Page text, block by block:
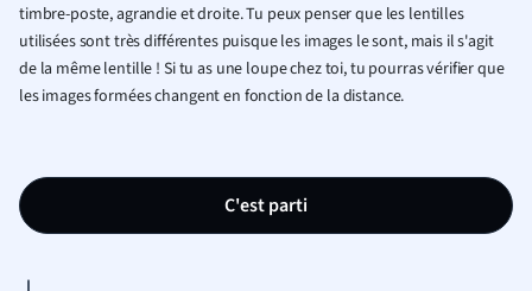
timbre-poste, agrandie et droite. Tu peux penser que les lentilles
utilisées sont très différentes puisque les images le sont, mais il s'agit
de la même lentille ! Si tu as une loupe chez toi, tu pourras vérifier que
les images formées changent en fonction de la distance.
C'est parti